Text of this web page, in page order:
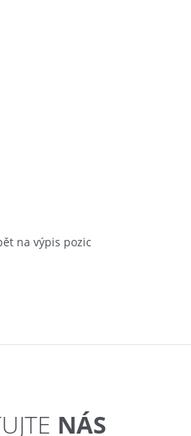
na výpis pozic
NÁS